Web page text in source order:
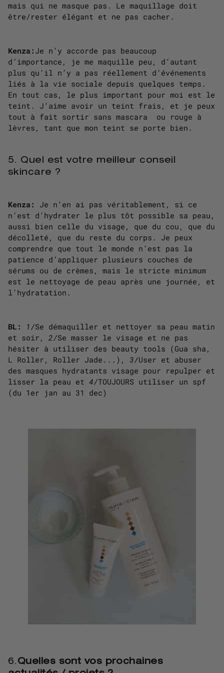
mais qui ne masque pas. Le maquillage doit
être/rester élégant et ne pas cacher.
Kenza: Je n’y accorde pas beaucoup
d’importance, je me maquille peu, d’autant
plus qu’il n’y a pas réellement d’événements
liés à la vie sociale depuis quelques temps.
En tout cas, le plus important pour moi est le
teint. J’aime avoir un teint frais, et je peux
tout à fait sortir sans mascara ou rouge à
lèvres, tant que mon teint se porte bien.
5. Quel est votre meilleur conseil
skincare ?
Kenza:
Je n’en ai pas véritablement, si ce
n’est d’hydrater le plus tôt possible sa peau,
aussi bien celle du visage, que du cou, que du
décolleté, que du reste du corps. Je peux
comprendre que tout le monde n’est pas la
patience d’appliquer plusieurs couches de
sérums ou de crèmes, mais le stricte minimum
est le nettoyage de peau après une journée, et
l’hydratation.
BL: 1/Se démaquiller et nettoyer sa peau matin
et soir, 2/Se masser le visage et ne pas
hésiter à utiliser des beauty tools (Gua sha,
L Roller, Roller Jade...),
3/User et abuser
des masques hydratants visage pour repulper et
lisser la peau et 4/TOUJOURS utiliser un spf
(du 1er jan au 31 dec)
6.Quelles sont vos prochaines